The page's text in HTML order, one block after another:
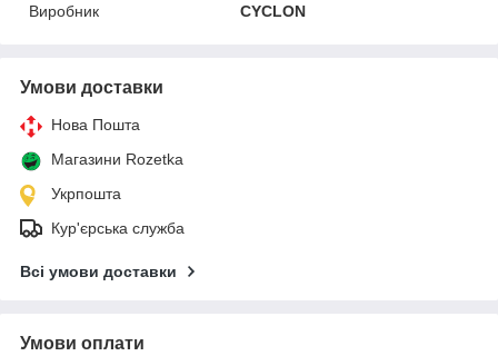
Виробник
CYCLON
Умови доставки
Нова Пошта
Магазини Rozetka
Укрпошта
Кур'єрська служба
Всі умови доставки
Умови оплати